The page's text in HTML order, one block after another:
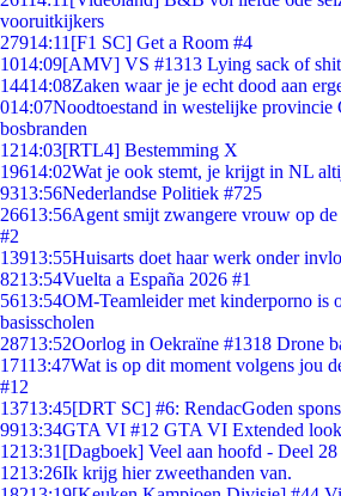
vooruitkijkers
27914:11 [F1 SC] Get a Room #4
1014:09[AMV] VS #1313 Lying sack of
14414:08Zaken waar je je echt dood aan
014:07Noodtoestand in westelijke provincie
bosbranden
1214:03[RTL4] Bestemming X
19614:02Wat je ook stemt, je krijgt in NL
9313:56Nederlandse Politiek #725
26613:56Agent smijt zwangere vrouw op
#2
13913:55Huisarts doet haar werk onder
8213:54Vuelta a España 2026 #1
5613:54OM-Teamleider met kinderporno is
basisscholen
28713:52Oorlog in Oekraïne #1318 Drone
17113:47Wat is op dit moment volgens jou
#12
13713:45[DRT SC] #6: RendacGoden
9913:34GTA VI #12 GTA VI Extended
1213:31 [Dagboek] Veel aan hoofd - Deel 28
1213:26Ik krijg hier zweethanden van.